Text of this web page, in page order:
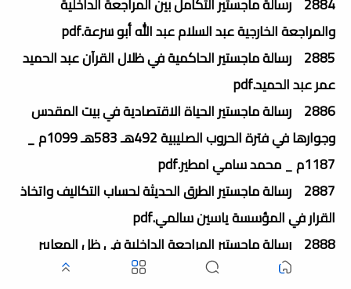
والمراجعة الخارجية عبد السلام عبد الله أبو سرعة.pdf
2885 رسالة ماجستير الحاكمية في ظلال القرآن عبد الحميد
عمر عبد الحميد.pdf
2886 رسالة ماجستير الحياة الاقتصادية في بيت المقدس
وجوارها في فترة الحروب الصليبية 492هـ 583هـ 1099م _
1187م _ محمد سامي امطير.pdf
2887 رسالة ماجستير الطرق الحديثة لحساب التكاليف واتخاذ
القرار في المؤسسة ياسين سالمي.pdf
2888 رسالة ماجستير المراجعة الداخلية في ظل المعايير
الدولية للمراجعة الداخلية في البنوك التجارية الأردنية أحمد